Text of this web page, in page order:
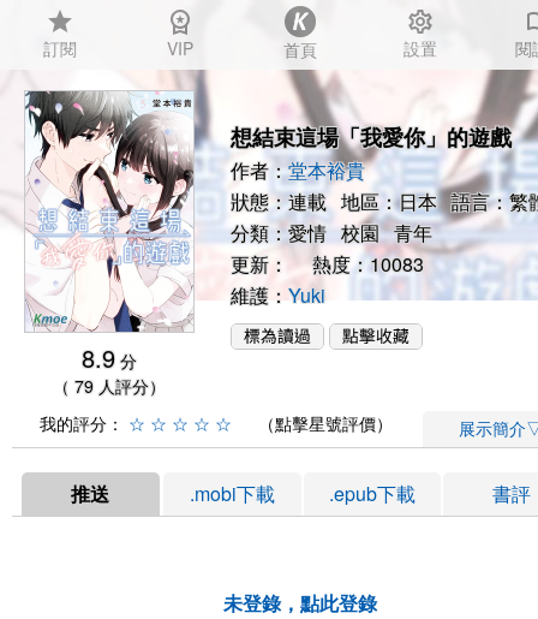
star
訂閱
workspace_premium
VIP 首頁
settings
設置 閱
8.9 分
（ 79 人評分）
想結束這場「我愛你」的遊戲
作者：堂本裕貴
狀態：連載 地區：日本 語言：繁
分類：愛情 校園 青年
更新： 熱度：10083
維護：Yuki
我的評分： ☆ ☆ ☆ ☆ ☆ （點擊星號評價） 展示簡介
推送 .mobi下載 .epub下載 書評
未登錄，點此登錄